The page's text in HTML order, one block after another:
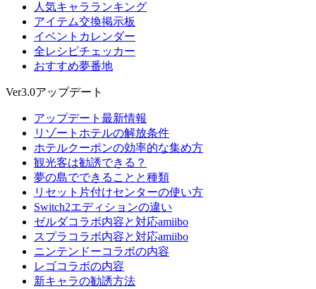
人気キャラランキング
アイテム交換掲示板
イベントカレンダー
全レシピチェッカー
おすすめ夢番地
Ver3.0アップデート
アップデート最新情報
リゾートホテルの解放条件
ホテルクーポンの効率的な集め方
観光客は勧誘できる？
夢の島でできることと種類
リセット片付けセンターの使い方
Switch2エディションの違い
ゼルダコラボ内容と対応amiibo
スプラコラボ内容と対応amiibo
ニンテンドーコラボの内容
レゴコラボの内容
新キャラの勧誘方法